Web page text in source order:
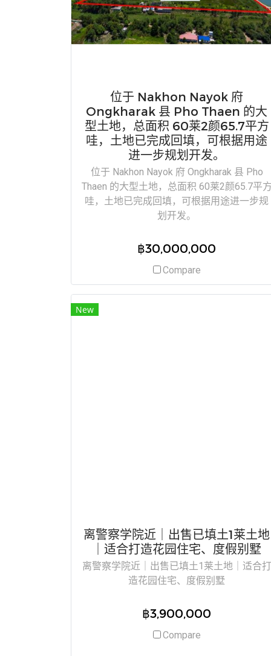
位于 Nakhon Nayok 府
Ongkharak 县 Pho Thaen 的大
型土地，总面积 60莱2颜65.7平方
哇，土地已完成回填，可根据用途
进一步规划开发。
位于 Nakhon Nayok 府 Ongkharak 县 Pho
Thaen 的大型土地，总面积 60莱2颜65.7平
哇，土地已完成回填，可根据用途进一步规
划开发。
฿30,000,000
Compare
New
离警察学院近｜出售已填土1莱土地
｜适合打造花园住宅、度假别墅
离警察学院近｜出售已填土1莱土地｜适合打
造花园住宅、度假别墅
฿3,900,000
Compare